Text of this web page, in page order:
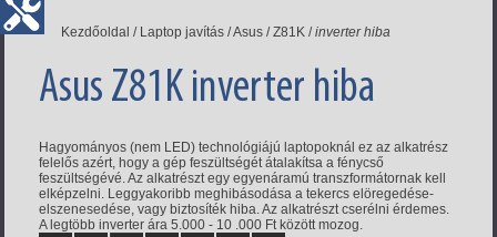
Kezdőoldal / Laptop javítás /Asus /Z81K /inverter hiba
Asus Z81K inverter hiba
Hagyományos (nem LED) technológiájú laptopoknál ez az alkatrész
felelős azért, hogy a gép feszültségét átalakítsa a fénycső
feszültségévé. Az alkatrészt egy egyenáramú transzformátornak kell
elképzelni. Leggyakoribb meghibásodása a tekercs elöregedése-
elszenesedése, vagy biztosíték hiba. Az alkatrészt cserélni érdemes.
A legtöbb inverter ára 5.000 - 10 .000 Ft között mozog.